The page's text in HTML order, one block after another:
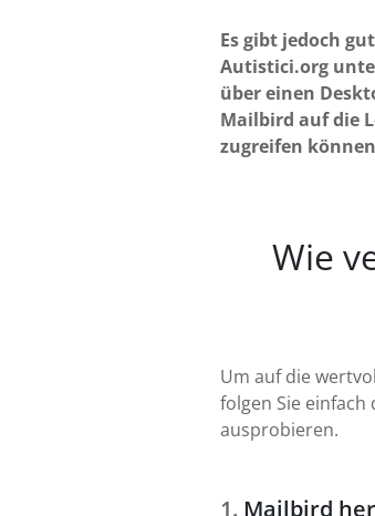
Es gibt jedoch
Autistici.org
über einen
Mailbird auf die
zugreifen
Wie
Um auf die
folgen Sie
ausprobieren.
Mailbird